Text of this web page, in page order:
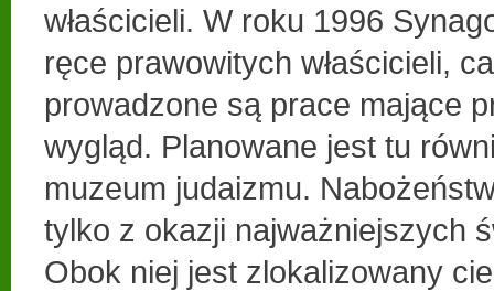
właścicieli. W roku 1996
ręce prawowitych właścicieli,
prowadzone są prace mające
wygląd. Planowane jest tu
muzeum judaizmu.
tylko z okazji najważniejszych
Obok niej jest zlokalizowany